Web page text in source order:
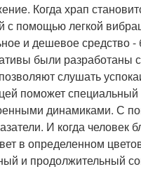
Когда храп
помощью легкой
и дешевое средство
были разработаны
слушать
поможет
динамиками. С
И когда человек
в определенном
и продолжительный